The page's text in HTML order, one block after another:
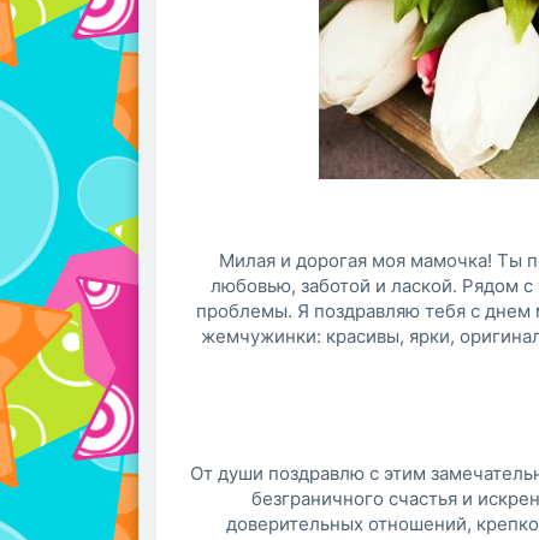
Милая и дорогая моя мамочка! Ты
любовью, заботой и лаской. Рядом с
проблемы. Я поздравляю тебя с
жемчужинки: красивы, ярки,
От души поздравлю с этим
безграничного счастья и
доверительных отношений,